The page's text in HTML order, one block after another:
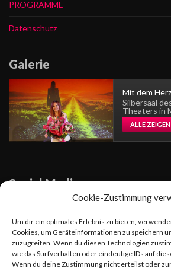
Cookie-Zustimmung
Um dir ein optimales Erlebnis zu bieten,
Cookies, um Geräteinformationen zu speichern
zuzugreifen. Wenn du diesen Technologien
wie das Surfverhalten oder eindeutige IDs auf
Wenn du deine Zustimmung nicht erteilst oder
PROGRAMME
Datenschutz
Galerie
Mit dem
Silbersaal
Theaters in
ALLE ZEIGEN
Social Media
Sängerin